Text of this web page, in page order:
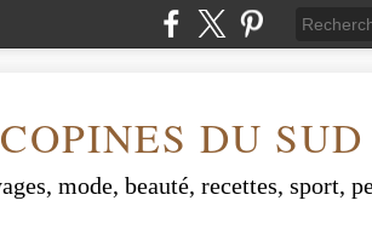
DU SUD
mode, beauté, recettes, sport,